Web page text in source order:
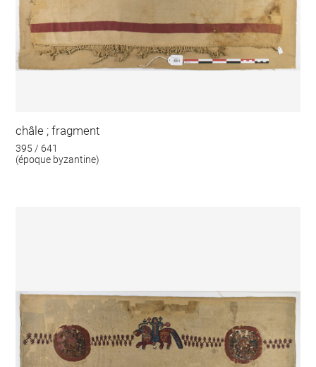
châle ; fragment
395 / 641
(époque byzantine)